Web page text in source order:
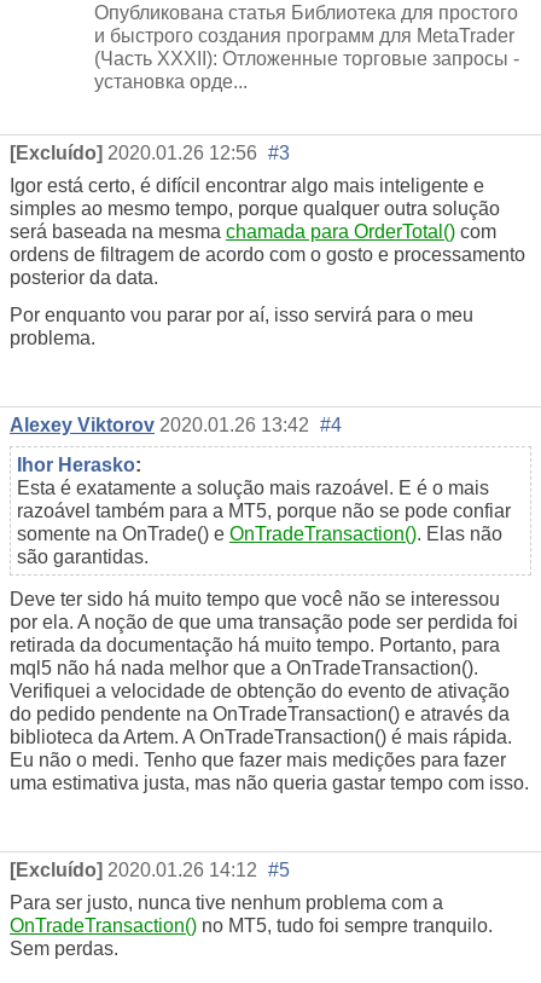
Опубликована статья Библиотека для простого
и быстрого создания программ для MetaTrader
(Часть XXXII): Отложенные торговые запросы -
установка орде...
[Excluído] 2020.01.26 12:56 #3
Igor está certo, é difícil encontrar algo mais inteligente e
simples ao mesmo tempo, porque qualquer outra solução
será baseada na mesma chamada para OrderTotal() com
ordens de filtragem de acordo com o gosto e processamento
posterior da data.
Por enquanto vou parar por aí, isso servirá para o meu
problema.
Alexey Viktorov 2020.01.26 13:42 #4
Ihor Herasko:
Esta é exatamente a solução mais razoável. E é o mais
razoável também para a MT5, porque não se pode confiar
somente na OnTrade() e OnTradeTransaction(). Elas não
são garantidas.
Deve ter sido há muito tempo que você não se interessou
por ela. A noção de que uma transação pode ser perdida foi
retirada da documentação há muito tempo. Portanto, para
mql5 não há nada melhor que a OnTradeTransaction().
Verifiquei a velocidade de obtenção do evento de ativação
do pedido pendente na OnTradeTransaction() e através da
biblioteca da Artem. A OnTradeTransaction() é mais rápida.
Eu não o medi. Tenho que fazer mais medições para fazer
uma estimativa justa, mas não queria gastar tempo com isso.
[Excluído] 2020.01.26 14:12 #5
Para ser justo, nunca tive nenhum problema com a
OnTradeTransaction() no MT5, tudo foi sempre tranquilo.
Sem perdas.